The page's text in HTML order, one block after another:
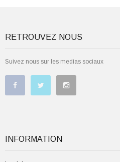
RETROUVEZ NOUS
Suivez nous sur les medias sociaux
INFORMATION